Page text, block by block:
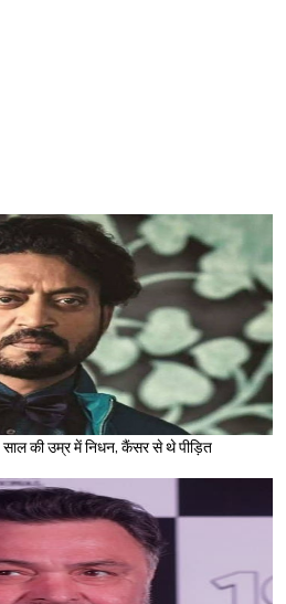
की उम्र में निधन, कैंसर से थे पीड़ित